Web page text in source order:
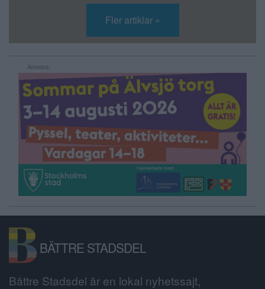
Fler artiklar »
Annons:
BÄTTRE STADSDEL
Bättre Stadsdel är en lokal nyhetssajt,